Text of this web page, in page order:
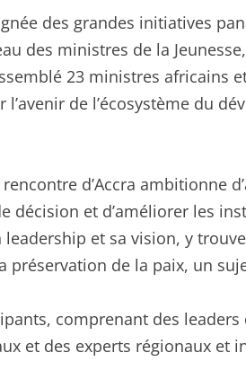
des grandes initiatives
des ministres de la
23 ministres africains
l’avenir de l’écosystème du
d’Accra ambitionne
décision et d’améliorer les
et sa vision, y
préservation de la paix, un
comprenant des
et des experts régionaux et